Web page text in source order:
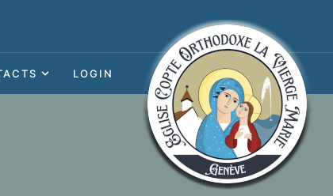
LOGIN